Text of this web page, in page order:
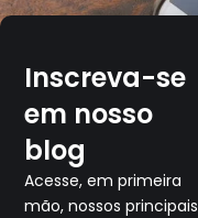
Inscreva-se
em nosso
blog
Acesse, em primeira
mão, nossos principais